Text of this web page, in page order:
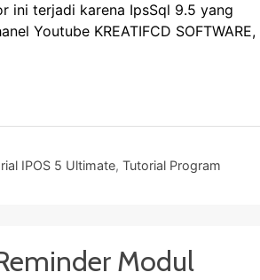
ini terjadi karena IpsSql 9.5 yang
Youtube KREATIFCD SOFTWARE,
IPOS 5 Ultimate,Tutorial Program
Modul